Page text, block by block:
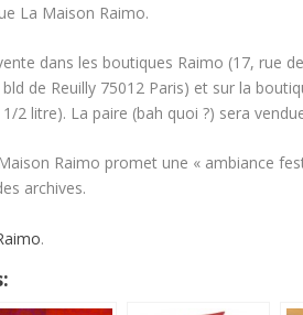
La Maison Raimo.
dans les boutiques Raimo (17, rue
de Reuilly 75012 Paris) et sur la
2 litre). La paire (bah quoi ?) sera
Raimo promet une « ambiance
archives.
.